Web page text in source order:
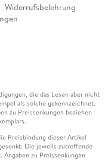
Widerrufsbelehrung
die das Lesen aber nicht
als solche gekennzeichnet.
zu Preissenkungen beziehen
Preisbindung dieser Artikel
Die jeweils zutreffende
zu Preissenkungen